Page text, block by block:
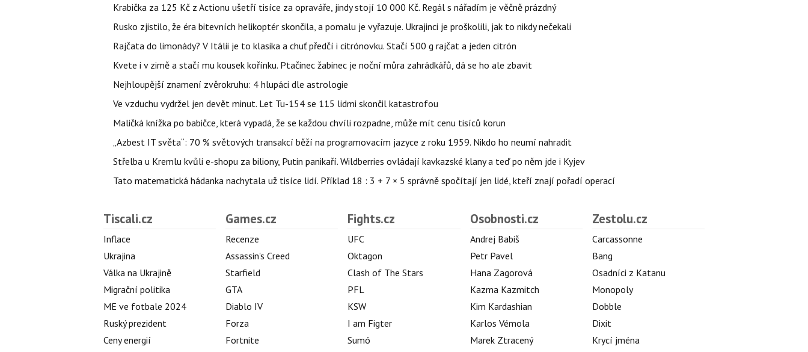
Krabička za 125 Kč z Actionu ušetří tisíce za opraváře, jindy stojí 10 000 Kč. Regál s nářadím je věčně prázdný
Rusko zjistilo, že éra bitevních helikoptér skončila, a pomalu je vyřazuje. Ukrajinci je proškolili, jak to nikdy nečekali
Rajčata do limonády? V Itálii je to klasika a chuť předčí i citrónovku. Stačí 500 g rajčat a jeden citrón
Kvete i v zimě a stačí mu kousek kořínku. Ptačinec žabinec je noční můra zahrádkářů, dá se ho ale zbavit
Nejhloupější znamení zvěrokruhu: 4 hlupáci dle astrologie
Ve vzduchu vydržel jen devět minut. Let Tu-154 se 115 lidmi skončil katastrofou
Maličká knížka po babičce, která vypadá, že se každou chvíli rozpadne, může mít cenu tisíců korun
„Azbest IT světa“: 70 % světových transakcí běží na programovacím jazyce z roku 1959. Nikdo ho neumí nahradit
Střelba u Kremlu kvůli e-shopu za biliony, Putin panikaří. Wildberries ovládají kavkazské klany a teď po něm jde i Kyjev
Tato matematická hádanka nachytala už tisíce lidí. Příklad 18 : 3 + 7 × 5 správně spočítají jen lidé, kteří znají pořadí operací
Tiscali.cz
Inflace
Ukrajina
Válka na Ukrajině
Migrační politika
ME ve fotbale 2024
Ruský prezident
Ceny energií
Games.cz
Recenze
Assassin's Creed
Starfield
GTA
Diablo IV
Forza
Fortnite
Fights.cz
UFC
Oktagon
Clash of The Stars
PFL
KSW
I am Figter
Sumó
Osobnosti.cz
Andrej Babiš
Petr Pavel
Hana Zagorová
Kazma Kazmitch
Kim Kardashian
Karlos Vémola
Marek Ztracený
Zestolu.cz
Carcassonne
Bang
Osadníci z Katanu
Monopoly
Dobble
Dixit
Krycí jména